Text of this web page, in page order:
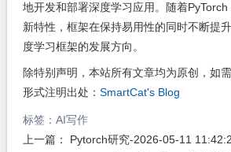
地开发和部署深度学习应用。随着
新特性，框架在保持易用性的同时不断提
度学习框架的发展方向。
除特别声明，本站所有文章均为原创，如
形式注明出处： SmartCat's Blog
标签： AI写作
上一篇： Pytorch研究-2026-05-11